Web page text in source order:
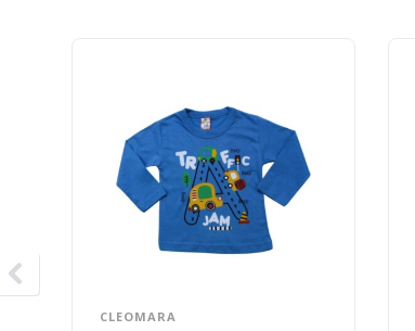
CLEOMARA